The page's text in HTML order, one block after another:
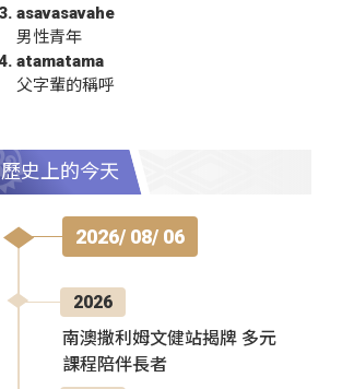
asavasavahe
男性青年
atamatama
父字輩的稱呼
歷史上的今天
2026/ 08/ 06
2026
南澳撒利姆文健站揭牌 多元
課程陪伴長者